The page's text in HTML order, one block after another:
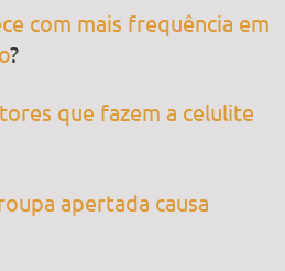
com mais frequência em
?
que fazem a celulite
apertada causa